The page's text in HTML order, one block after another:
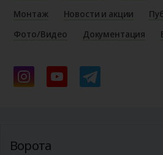
Монтаж
Новости и акции
Фото/Видео
Документация
Ворота